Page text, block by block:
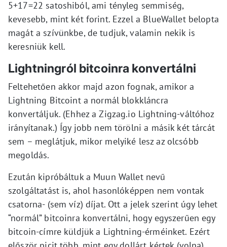
5+17=22 satoshiból, ami tényleg semmiség,
kevesebb, mint két forint. Ezzel a BlueWallet belopta
magát a szívünkbe, de tudjuk, valamin nekik is
keresniük kell.
Lightningról bitcoinra konvertálni
Feltehetően akkor majd azon fognak, amikor a
Lightning Bitcoint a normál blokkláncra
konvertáljuk. (Ehhez a Zigzag.io Lightning-váltóhoz
irányítanak.) Így jobb nem törölni a másik két tárcát
sem – meglátjuk, mikor melyiké lesz az olcsóbb
megoldás.
Ezután kipróbáltuk a Muun Wallet nevű
szolgáltatást is, ahol hasonlóképpen nem vontak
csatorna- (sem víz) díjat. Ott a jelek szerint úgy lehet
“normál” bitcoinra konvertálni, hogy egyszerűen egy
bitcoin-címre küldjük a Lightning-érméinket. Ezért